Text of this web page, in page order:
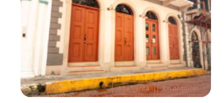
A la Venta En Alquiler